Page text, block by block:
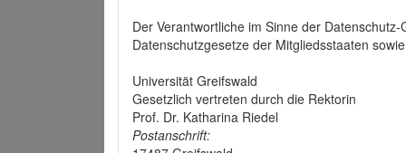
Der Verantwortliche im Sinne der
Datenschutzgesetze der Mitgliedsstaaten
Universität Greifswald
Gesetzlich vertreten durch die Rektorin
Prof. Dr. Katharina Riedel
Postanschrift: